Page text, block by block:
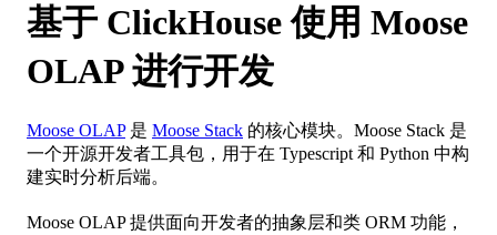
基于 ClickHouse 使用 Moose
OLAP 进行开发
Moose OLAP是 Moose Stack 的核心模块。Moose Stack 是
一个开源开发者工具包，用于在 Typescript 和 Python 中构
建实时分析后端。
Moose OLAP 提供面向开发者的抽象层和类 ORM 功能，